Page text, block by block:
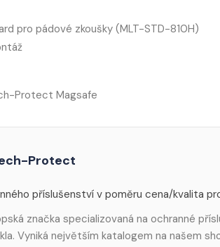
pro pádové zkoušky (MLT-STD-810H)
Protect Magsafe
Protect
příslušenství v poměru cena/kvalita
značka specializovaná na ochranné
Vyniká největším katalogem na našem